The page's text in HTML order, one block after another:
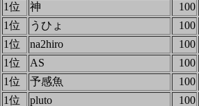
1位
神 100
1位
うひょ 100
1位
na2hiro 100
1位
AS 100
1位
予感魚 100
1位
pluto 100